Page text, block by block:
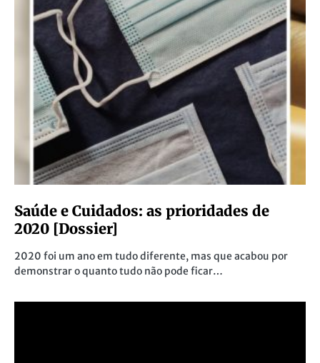
Saúde e Cuidados: as prioridades de
2020 [Dossier]
2020 foi um ano em tudo diferente, mas que acabou por
demonstrar o quanto tudo não pode ficar…